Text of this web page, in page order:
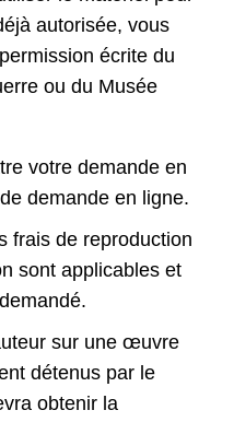
autorisée, vous
écrite du
ou du Musée
votre demande en
demande en ligne.
frais de reproduction
sont applicables et
sur une œuvre
détenus par le
obtenir la